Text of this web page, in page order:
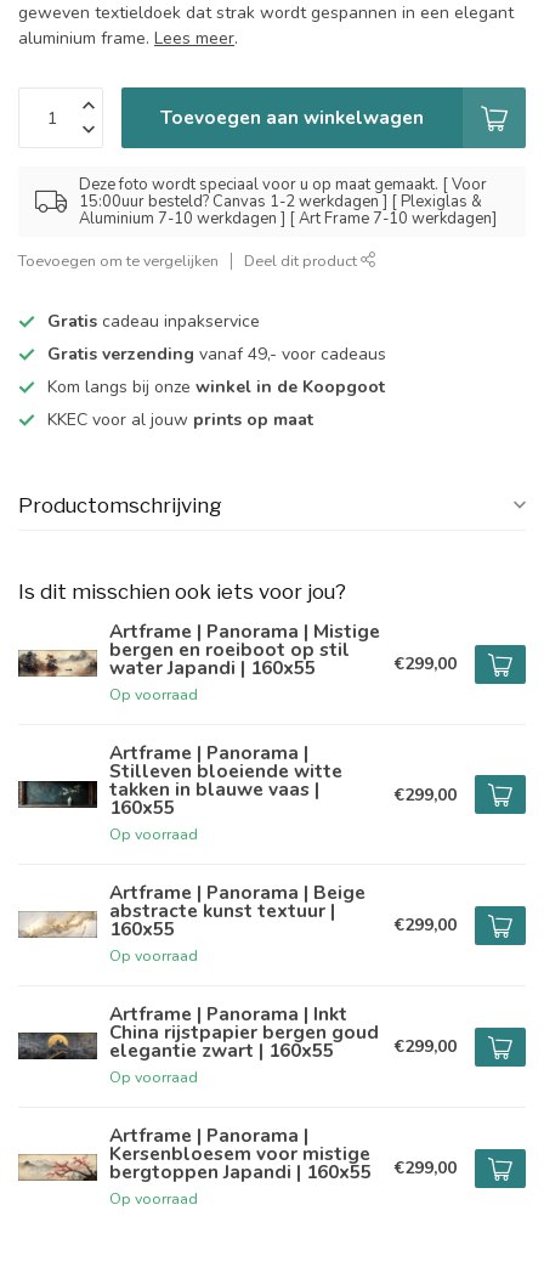
geweven textieldoek dat strak wordt gespannen in een elegant
aluminium frame. Lees meer.
Toevoegen aan winkelwagen
Deze foto wordt speciaal voor u op maat gemaakt. [ Voor
15:00uur besteld? Canvas 1-2 werkdagen ] [ Plexiglas &
Aluminium 7-10 werkdagen ] [ Art Frame 7-10 werkdagen]
Toevoegen om te vergelijken Deel dit product
Gratis cadeau inpakservice
Gratis verzending vanaf 49,- voor cadeaus
Kom langs bij onze winkel in de Koopgoot
KKEC voor al jouw prints op maat
Productomschrijving
Is dit misschien ook iets voor jou?
Artframe | Panorama | Mistige
bergen en roeiboot op stil
water Japandi | 160x55
Op voorraad
€299,00
Artframe | Panorama |
Stilleven bloeiende witte
takken in blauwe vaas |
160x55
Op voorraad
€299,00
Artframe | Panorama | Beige
abstracte kunst textuur |
160x55
Op voorraad
€299,00
Artframe | Panorama | Inkt
China rijstpapier bergen goud
elegantie zwart | 160x55
Op voorraad
€299,00
Artframe | Panorama |
Kersenbloesem voor mistige
bergtoppen Japandi | 160x55
Op voorraad
€299,00